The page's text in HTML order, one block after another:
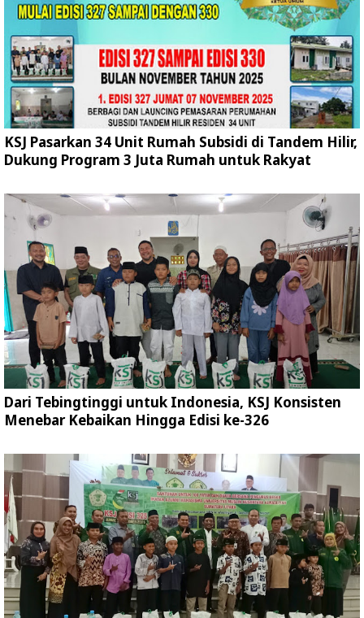
KSJ Pasarkan 34 Unit Rumah Subsidi di Tandem Hilir,
Dukung Program 3 Juta Rumah untuk Rakyat
Dari Tebingtinggi untuk Indonesia, KSJ Konsisten
Menebar Kebaikan Hingga Edisi ke-326